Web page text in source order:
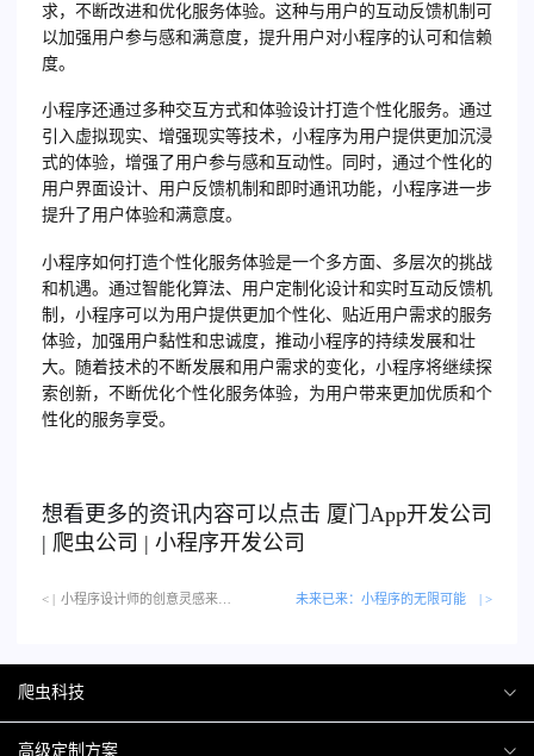
求，不断改进和优化服务体验。这种与用户的互动反馈机制可
以加强用户参与感和满意度，提升用户对小程序的认可和信赖
度。
小程序还通过多种交互方式和体验设计打造个性化服务。通过
引入虚拟现实、增强现实等技术，小程序为用户提供更加沉浸
式的体验，增强了用户参与感和互动性。同时，通过个性化的
用户界面设计、用户反馈机制和即时通讯功能，小程序进一步
提升了用户体验和满意度。
小程序如何打造个性化服务体验是一个多方面、多层次的挑战
和机遇。通过智能化算法、用户定制化设计和实时互动反馈机
制，小程序可以为用户提供更加个性化、贴近用户需求的服务
体验，加强用户黏性和忠诚度，推动小程序的持续发展和壮
大。随着技术的不断发展和用户需求的变化，小程序将继续探
索创新，不断优化个性化服务体验，为用户带来更加优质和个
性化的服务享受。
想看更多的资讯内容可以点击 厦门 App开发公司
| 爬虫公司 | 小程序开发公司
< | 未来已来：小程序的无限可能 | >
爬虫科技
爬虫案例
高级定制方案